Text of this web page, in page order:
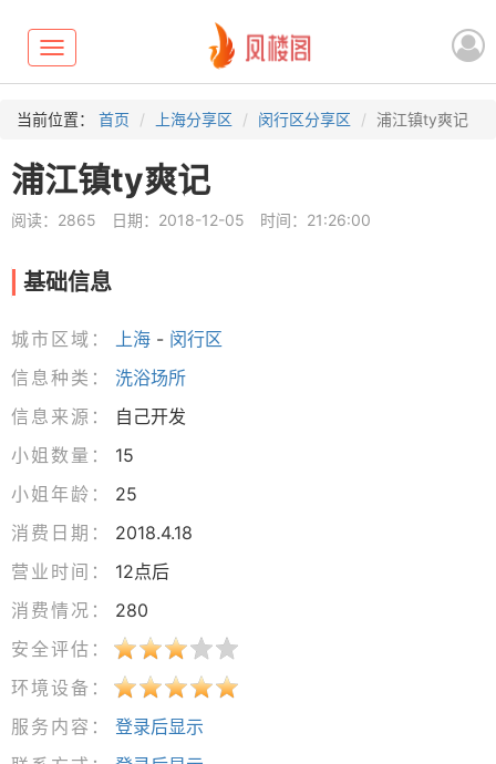
Toggle
navigation
当前位置： 首页 上海分享区 闵行区分享区 浦江镇ty爽记
浦江镇ty爽记
阅读：2865 日期：2018-12-05 时间：21:26:00
基础信息
城市区域： 上海 - 闵行区
信息种类：
洗浴场所
信息来源：
自己开发
小姐数量：
15
小姐年龄：
25
消费日期：
2018.4.18
营业时间：
12点后
消费情况：
280
安全评估：
环境设备：
服务内容：
登录后显示